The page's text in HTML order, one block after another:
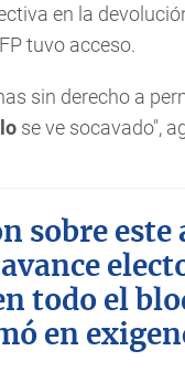
en la
tuvo acceso.
sin derecho a
se ve socavado",
sobre
todo el
en